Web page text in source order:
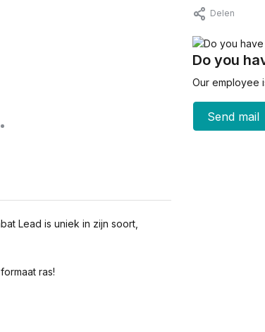
Lead is uniek in zijn soort,
ras!
Delen
Do you
Our employee
Send mail